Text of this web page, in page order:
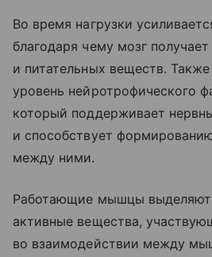
Во время нагрузки
благодаря чему мозг
и питательных веществ.
уровень нейротрофического
который поддерживает
и способствует
между ними.
Работающие мышцы выделяют
активные вещества,
во взаимодействии между